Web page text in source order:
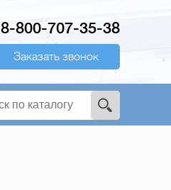
8-800-707-35-38
Заказать звонок